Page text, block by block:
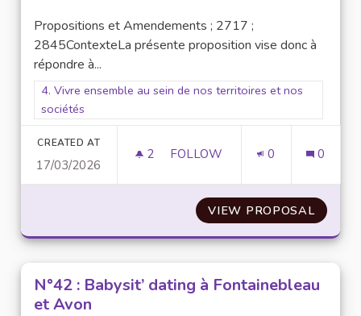
Propositions et Amendements ; 2717 ;
2845ContexteLa présente proposition vise donc à
répondre à...
Filter results for scope: 4. Vivre ensemble au sein de nos
4. Vivre ensemble au sein de nos territoires et nos
sociétés
CREATED AT
17/03/2026
2 2 FOLLOWERS
FOLLOW 0 0
VIEW PROPOSALN°36 :
N°42 : Babysit’ dating à Fontainebleau
et Avon